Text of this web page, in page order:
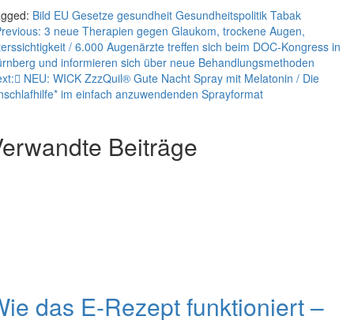
Bild EU Gesetze gesundheit Gesundheitspolitik Tabak
3 neue Therapien gegen Glaukom, trockene Augen,
/ 6.000 Augenärzte treffen sich beim DOC-Kongress in
und informieren sich über neue Behandlungsmethoden
NEU: WICK ZzzQuil® Gute Nacht Spray mit Melatonin / Die
im einfach anzuwendenden Sprayformat
Beiträge
das E-Rezept funktioniert –